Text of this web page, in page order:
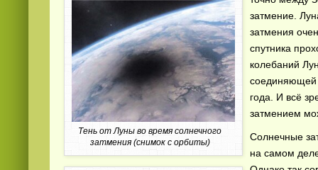
Тень от Луны во время солнечного
затмения (снимок с орбиты)
затмение.
затмения
спутника
колебаний
соединяющей
года. И всё
затмением
Солнечные
на самом